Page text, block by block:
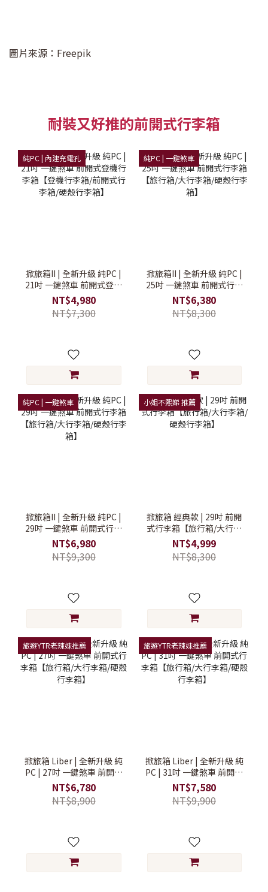
圖片來源：Freepik
耐裝又好推的前開式行李箱
純PC | 內建充電孔
掀旅箱II | 全新升級 純PC |
21吋 一鍵煞車 前開式登機
行李箱【登機行李箱/前開
式行李箱/硬殼行李箱】
NT$4,980
NT$7,300
純PC | 一鍵煞車
掀旅箱II | 全新升級 純PC |
25吋 一鍵煞車 前開式行李
箱【旅行箱/大行李箱/硬殼
行李箱】
NT$6,380
NT$8,300
純PC | 一鍵煞車
掀旅箱II | 全新升級 純PC |
29吋 一鍵煞車 前開式行李
箱【旅行箱/大行李箱/硬殼
行李箱】
NT$6,980
NT$9,300
小姐不熙娣 推薦
掀旅箱 經典款 | 29吋 前開
式行李箱【旅行箱/大行李
箱/硬殼行李箱】
NT$4,999
NT$8,300
旅遊YTR老辣妹推薦
掀旅箱 Liber | 全新升級 純
PC | 27吋 一鍵煞車 前開式
行李箱【旅行箱/大行李箱/
硬殼行李箱】
NT$6,780
NT$8,900
旅遊YTR老辣妹推薦
掀旅箱 Liber | 全新升級 純
PC | 31吋 一鍵煞車 前開式
行李箱【旅行箱/大行李箱/
硬殼行李箱】
NT$7,580
NT$9,900